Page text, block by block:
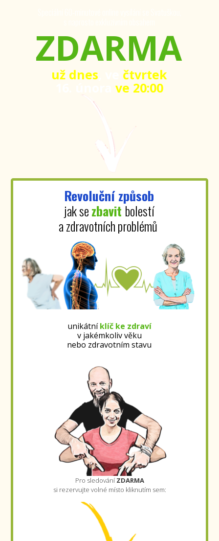
ZDARMA
už dnes čtvrtek
ve 20:00
Revoluční způsob
jak sezbavit bolestí
a zdravotních problémů
unikátníklíč ke zdraví
v jakémkoliv věku
nebo zdravotním stavu
Pro sledováníZDARMA
si rezervujte volné místo kliknutím sem: